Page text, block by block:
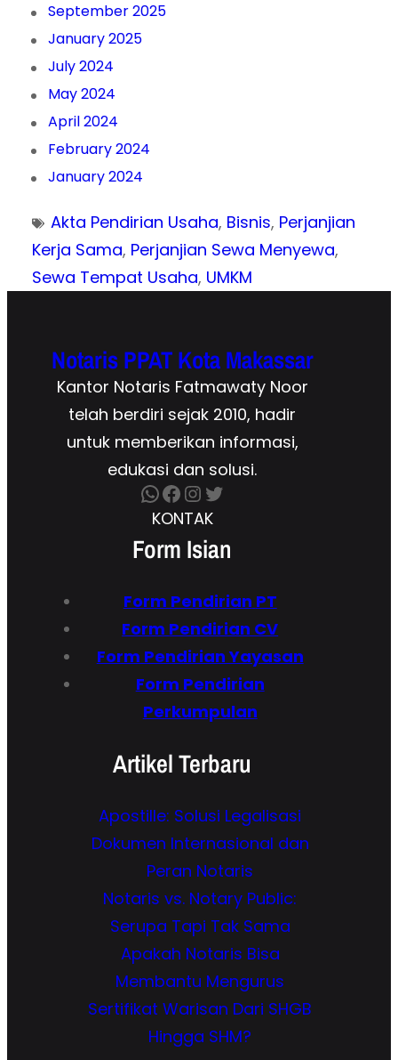
September 2025
January 2025
July 2024
May 2024
April 2024
February 2024
January 2024
Akta Pendirian Usaha, Bisnis, Perjanjian
Kerja Sama, Perjanjian Sewa Menyewa
Sewa Tempat Usaha, UMKM
Notaris PPAT Kota Makassar
Kantor Notaris Fatmawaty Noor
telah berdiri sejak 2010, hadir
untuk memberikan informasi,
edukasi dan solusi.
WhatsApp Facebook InstagramTwitter
KONTAK
Form Isian
Form Pendirian PT
Form Pendirian CV
Form Pendirian Yayasan
Form Pendirian
Perkumpulan
Artikel Terbaru
Apostille: Solusi Legalisasi
Dokumen Internasional dan
Peran Notaris
Notaris vs. Notary Public:
Serupa Tapi Tak Sama
Apakah Notaris Bisa
Membantu Mengurus
Sertifikat Warisan Dari SHGB
Hingga SHM?